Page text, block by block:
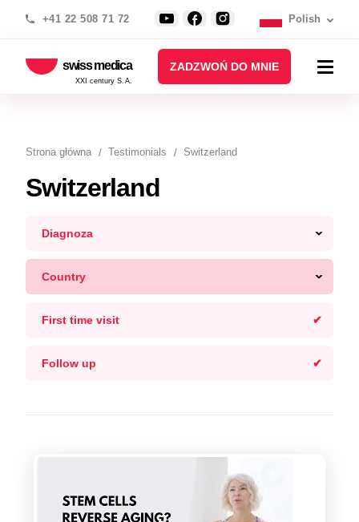
+41 22 508 71 72 Polish
swiss medica
XXI century S.A.
ZADZWOŃ DO MNIE
Strona główna Testimonials Switzerland
Switzerland
Diagnoza
Country
First time visit
Follow up